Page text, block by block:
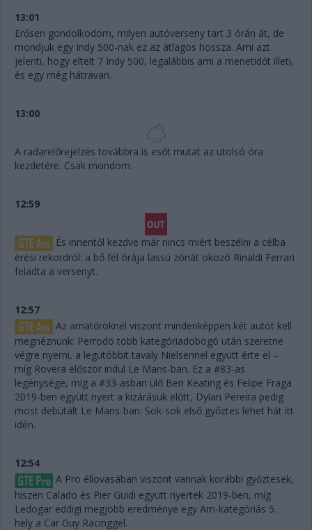
13:01
Erősen gondolkodom, milyen autóverseny tart 3 órán át, de
mondjuk egy Indy 500-nak ez az átlagos hossza. Ami azt
jelenti, hogy eltelt 7 Indy 500, legalábbis ami a menetidőt illeti,
és egy még hátravan.
13:00
A radarelőrejelzés továbbra is esőt mutat az utolsó óra
kezdetére. Csak mondom.
12:59
És innentől kezdve már nincs miért beszélni a célba
érési rekordról: a bő fél órája lassú zónát okozó Rinaldi Ferrari
feladta a versenyt.
12:57
Az amatőröknél viszont mindenképpen két autót kell
megnéznünk: Perrodo több kategóriadobogó után szeretne
végre nyerni, a legutóbbit tavaly Nielsennel együtt érte el –
míg Rovera először indul Le Mans-ban. Ez a #83-as
legénysége, míg a #33-asban ülő Ben Keating és Felipe Fraga
2019-ben együtt nyert a kizárásuk előtt, Dylan Pereira pedig
most debütált Le Mans-ban. Sok-sok első győztes lehet hát itt
idén.
12:54
A Pro éllovasában viszont vannak korábbi győztesek,
hiszen Calado és Pier Guidi együtt nyertek 2019-ben, míg
Ledogar eddigi megjobb eredménye egy Am-kategóriás 5.
hely a Car Guy Racinggel.